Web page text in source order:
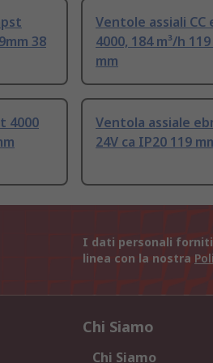
38
Ventole assiali CC
4000, 184 m³/h
mm
4000
Ventola assiale
24V ca IP20 119
I dati personali
linea con la nostra
Chi Siamo
Chi Siamo